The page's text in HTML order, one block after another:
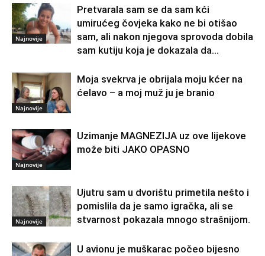
Najnovije
Pretvarala sam se da sam kći
umirućeg čovjeka kako ne bi otišao
sam, ali nakon njegova sprovoda dobila
sam kutiju koja je dokazala da...
Najnovije
Moja svekrva je obrijala moju kćer na
ćelavo – a moj muž ju je branio
Najnovije
Uzimanje MAGNEZIJA uz ove lijekove
može biti JAKO OPASNO
Najnovije
Ujutru sam u dvorištu primetila nešto i
pomislila da je samo igračka, ali se
stvarnost pokazala mnogo strašnijom.
U avionu je muškarac počeo bijesno